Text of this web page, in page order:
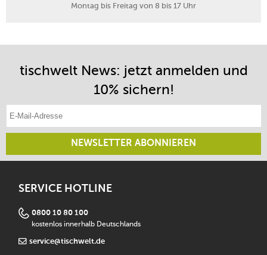
Montag bis Freitag von 8 bis 17 Uhr
tischwelt News: jetzt anmelden und
10% sichern!
NEWSLETTER ABONNIEREN
SERVICE HOTLINE
0800 10 80 100
kostenlos innerhalb Deutschlands
service@tischwelt.de